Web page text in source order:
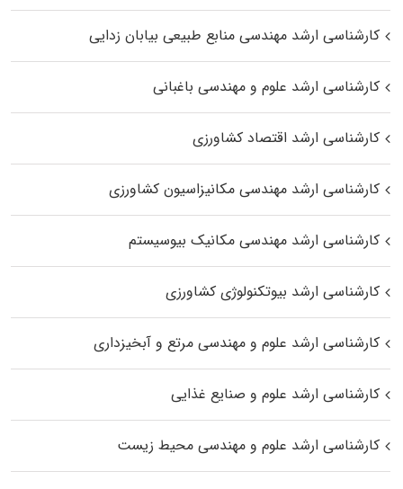
کارشناسی ارشد مهندسی منابع طبیعی بیابان زدایی
کارشناسی ارشد علوم و مهندسی باغبانی
کارشناسی ارشد اقتصاد کشاورزی
کارشناسی ارشد مهندسی مکانیزاسیون کشاورزی
کارشناسی ارشد مهندسی مکانیک بیوسیستم
کارشناسی ارشد بیوتکنولوژی کشاورزی
کارشناسی ارشد علوم و مهندسی مرتع و آبخیزداری
کارشناسی ارشد علوم و صنایع غذایی
کارشناسی ارشد علوم و مهندسی محیط زیست